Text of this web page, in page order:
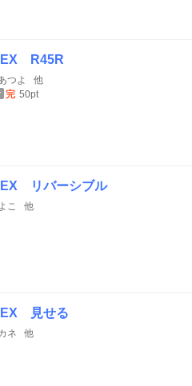
R45R
つよ 他
完 50pt
リバーシブル
こ 他
見せる
ネ 他